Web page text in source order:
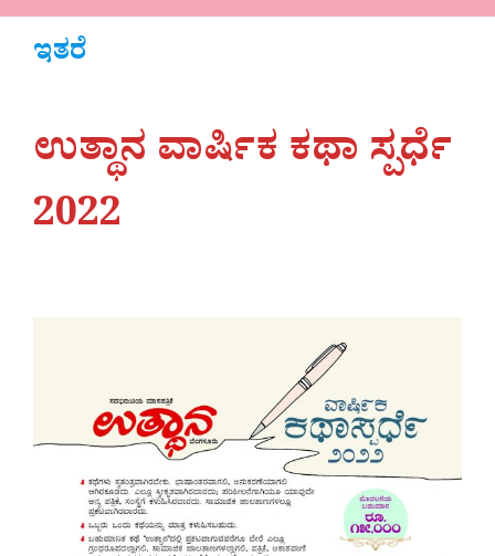
ಇತರೆ
ಉತ್ಥಾನ ವಾರ್ಷಿಕ ಕಥಾ ಸ್ಪರ್ಧೆ
2022